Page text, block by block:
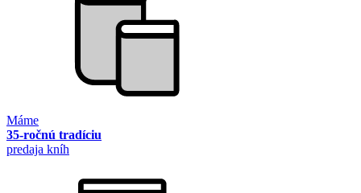
Máme
35-ročnú tradíciu
predaja kníh